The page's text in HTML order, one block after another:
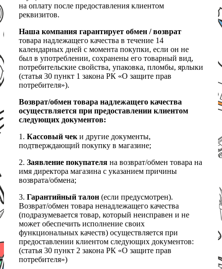
на оплату после предоставления клиентом
реквизитов.
Наша компания гарантирует обмен / возврат
товара надлежащего качества в течение 14
календарных дней с момента покупки, если он не
был в употреблении, сохранены его товарный вид,
потребительские свойства, упаковка, пломбы, ярлыки
(статья 30 пункт 1 закона РК «О защите прав
потребителя»).
Возврат/обмен товара надлежащего качества
осуществляется при предоставлении клиентом
следующих документов:
1. Кассовый чек и другие документы,
подтверждающий покупку в магазине;
2. Заявление покупателя на возврат/обмен товара на
имя директора магазина с указанием причины
возврата/обмена;
3. Гарантийный талон (если предусмотрен).
Возврат/обмен товара ненадлежащего качества
(подразумевается товар, который неисправен и не
может обеспечить исполнение своих
функциональных качеств) осуществляется при
предоставлении клиентом следующих документов:
(статья 30 пункт 2 закона РК «О защите прав
потребителя»)